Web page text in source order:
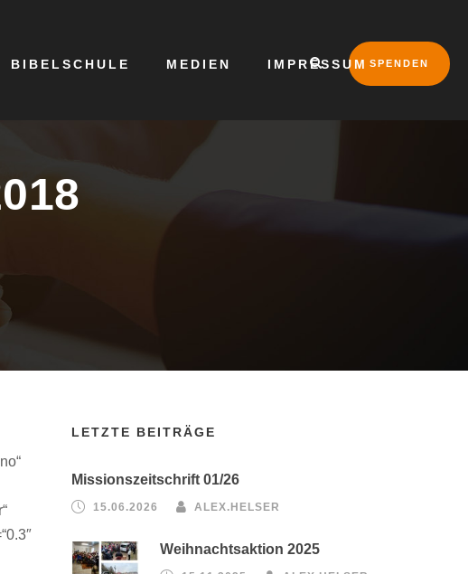
BIBELSCHULE MEDIEN IMPRESSUM SPENDEN
LETZTE BEITRÄGE
Missionszeitschrift 01/26
15.06.2026 ALEX.HELSER
Weihnachtsaktion 2025